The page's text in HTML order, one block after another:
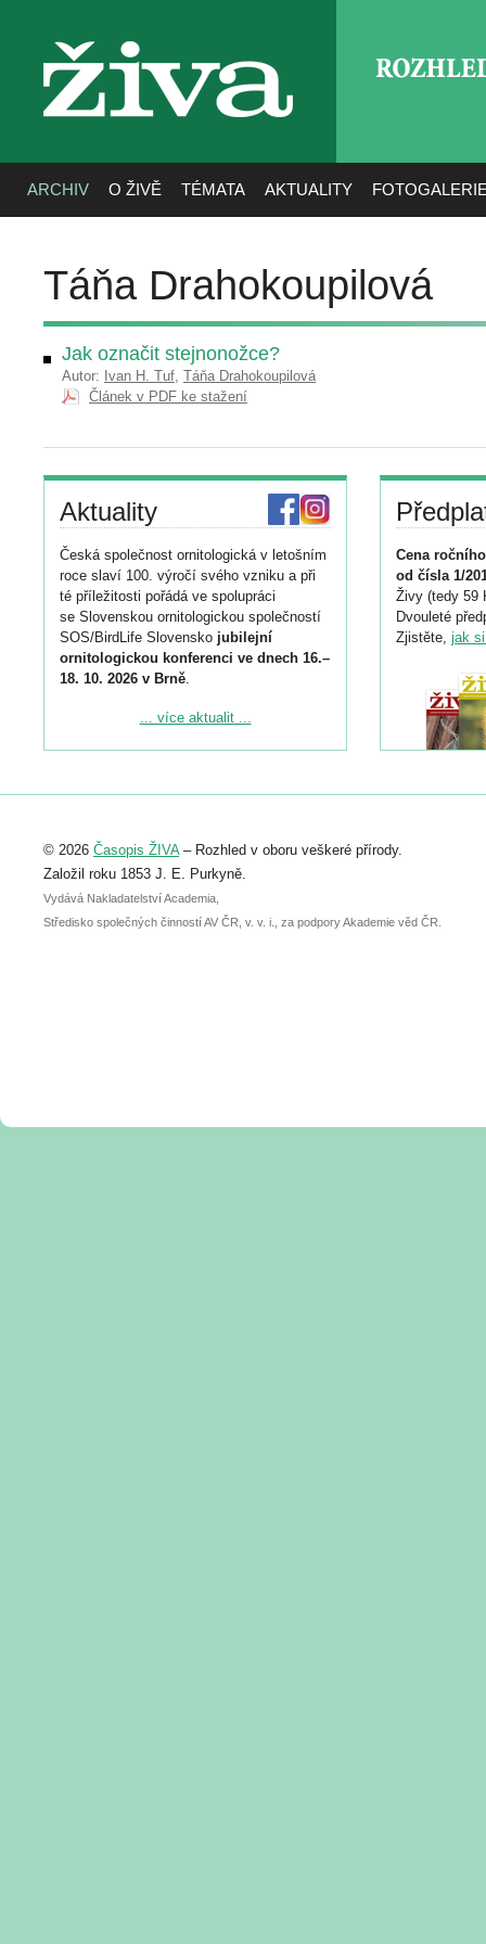
živa
ARCHIV O ŽIVĚ TÉMATA AKTUALITY
Táňa Drahokoupilová
Jak označit stejnonožce?
Autor: Ivan H. Tuf, Táňa Drahokoupilová
Článek v PDF ke stažení
Aktuality
Česká společnost ornitologická v letošním
roce slaví 100. výročí svého vzniku a při
té příležitosti pořádá ve spolupráci
se Slovenskou ornitologickou společností
SOS/BirdLife Slovensko jubilejní
ornitologickou konferenci ve dnech 16.–
18. 10. 2026 v Brně.
Podrobnější informace ke konferenci
Registrovat se můžete do 6. září.
abstraktu přihlášené přednášky nebo
posteru je už 30. června.
... více aktualit ...
Cena
od čísla 1/
Živy (tedy 59
Dvouleté
Zjistěte, jak
© 2026 Časopis ŽIVA– Rozhled v oboru veškeré přírody.
Založil roku 1853 J. E. Purkyně.
Vydává Nakladatelství Academia,
Středisko společných činností AV ČR, v. v. i., za podpory Akademie věd ČR.